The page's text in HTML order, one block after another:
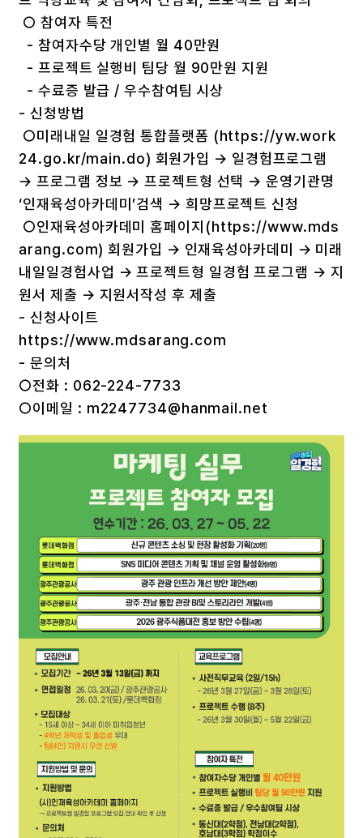
○ 참여자 특전
- 참여자수당 개인별 월 40만원
- 프로젝트 실행비 팀당 월 90만원 지원
- 수료증 발급 / 우수참여팀 시상
- 신청방법
○미래내일 일경험 통합플랫폼 (https://yw.work
24.go.kr/main.do) 회원가입 → 일경험프로그램
→ 프로그램 정보 → 프로젝트형 선택 → 운영기관명
‘인재육성아카데미’검색 → 희망프로젝트 신청
○인재육성아카데미 홈페이지(https://www.mds
arang.com) 회원가입 → 인재육성아카데미 → 미래
내일일경험사업 → 프로젝트형 일경험 프로그램 → 지
원서 제출 → 지원서작성 후 제출
- 신청사이트
https://www.mdsarang.com
- 문의처
○전화 : 062-224-7733
○이메일 : m2247734@hanmail.net